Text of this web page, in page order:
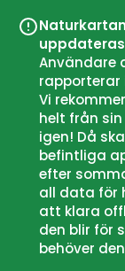
Användare
rapporterar
Vi
helt från
igen! Då
befintliga
efter
all data för
att klara
den blir för
behöver